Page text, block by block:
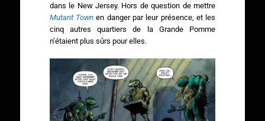
dans le New Jersey. Hors de question de mettre
Mutant Townen danger par leur présence, et les
cinq autres quartiers de la Grande Pomme
n’étaient plus sûrs pour elles.